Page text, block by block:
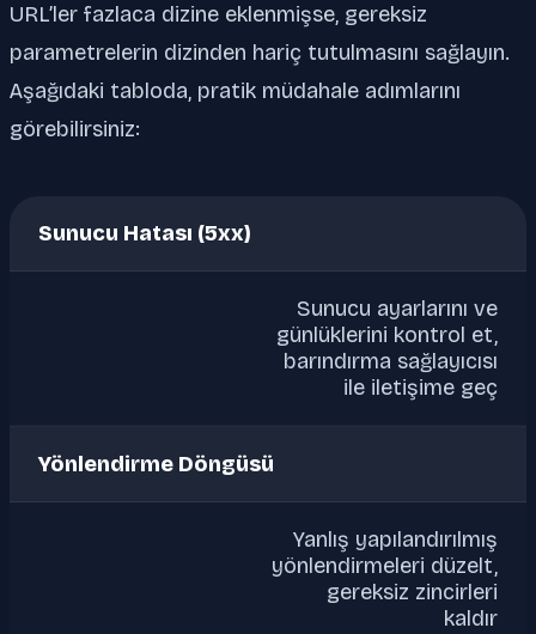
URL’ler fazlaca dizine eklenmişse, gereksiz
parametrelerin dizinden hariç tutulmasını sağlayın.
Aşağıdaki tabloda, pratik müdahale adımlarını
görebilirsiniz:
Sunucu Hatası (5xx)
Sunucu ayarlarını ve
günlüklerini kontrol et,
barındırma sağlayıcısı
ile iletişime geç
Yönlendirme Döngüsü
Yanlış yapılandırılmış
yönlendirmeleri düzelt,
gereksiz zincirleri
kaldır